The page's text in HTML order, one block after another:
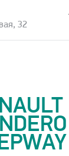
32